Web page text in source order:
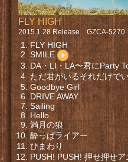
FLY HIGH
2015.1.28 Release GZCA-5270
FLY HIGH
SMILE
DA・LI・LA〜君にParty
ただ君がいるそれだけで
Goodbye Girl
DRIVE AWAY
Sailing
Hello
満月の狼
酔っぱライアー
ひまわり
PUSH! PUSH! 押せ押せア